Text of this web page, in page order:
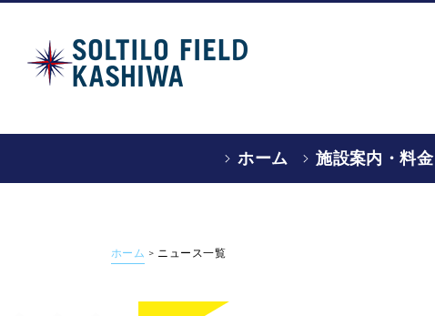
ホーム 施設案内・料金
ホーム > ニュース一覧